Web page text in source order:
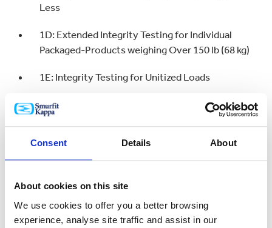
Consent Details About
About cookies on this site
We use cookies to offer you a better browsing
experience, analyse site traffic and assist in our
Less
1D: Extended Integrity Testing for Individual
Packaged-Products weighing Over 150 lb (68 kg)
1E: Integrity Testing for Unitized Loads
1G: Packaged-Products weighing 150 lb (68 kg) or
Less utilizing Random Vibration
1H: Integrity Testing for Packaged-Products
weighing Over 150 lb (68 kg) utilizing Random
2A: Packaged-Products weighing 150 lb (68 kg) or
Less